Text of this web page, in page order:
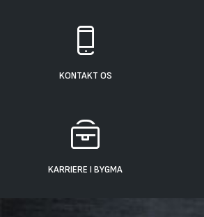
KONTAKT OS
KARRIERE I BYGMA